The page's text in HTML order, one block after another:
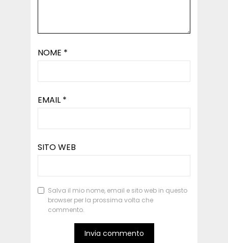
NOME *
EMAIL *
SITO WEB
Salva il mio nome, email e sito web in questo
browser per la prossima volta che
commento.